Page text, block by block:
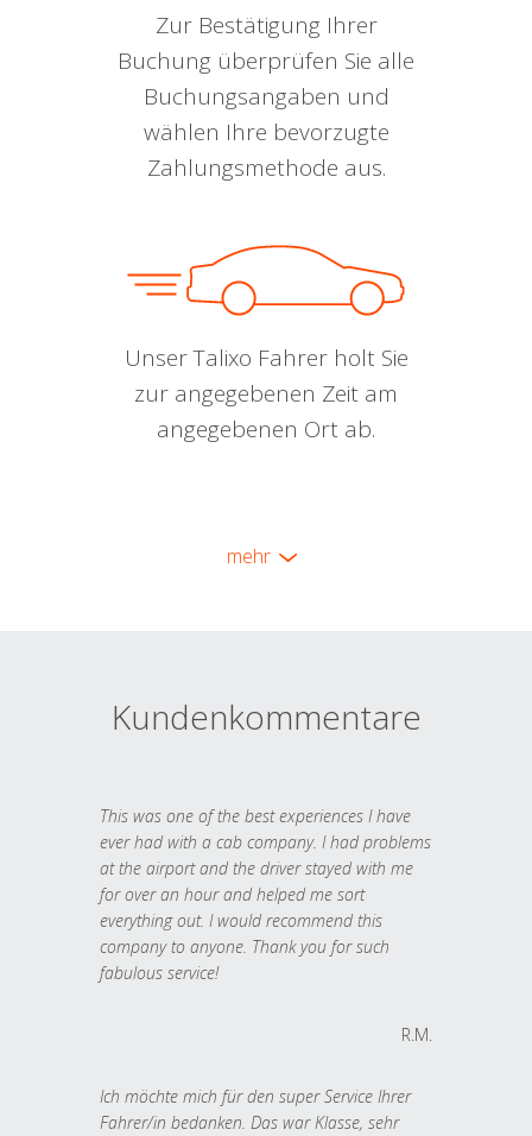
Zur Bestätigung Ihrer
Buchung überprüfen Sie alle
Buchungsangaben und
wählen Ihre bevorzugte
Zahlungsmethode aus.
Unser Talixo Fahrer holt Sie
zur angegebenen Zeit am
angegebenen Ort ab.
mehr
Kundenkommentare
This was one of the best experiences I have
ever had with a cab company. I had problems
at the airport and the driver stayed with me
for over an hour and helped me sort
everything out. I would recommend this
company to anyone. Thank you for such
fabulous service!
R.M.
Ich möchte mich für den super Service Ihrer
Fahrer/in bedanken. Das war Klasse, sehr